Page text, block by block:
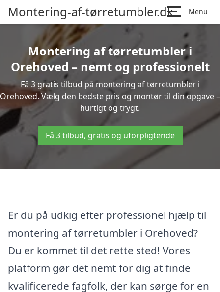
Montering-af-tørretumbler.dk Menu
Montering af tørretumbler i
Orehoved – nemt og professionelt
Få 3 gratis tilbud på montering af tørretumbler i
Orehoved. Vælg den bedste pris og montør til din opgave –
hurtigt og trygt.
Få 3 tilbud, gratis og uforpligtende
Er du på udkig efter professionel hjælp til
montering af tørretumbler i Orehoved?
Du er kommet til det rette sted! Vores
platform gør det nemt for dig at finde
kvalificerede fagfolk, der kan sørge for en